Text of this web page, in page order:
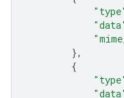
},
{